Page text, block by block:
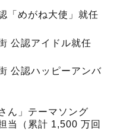
「めがね大使」就任
公認アイドル就任
公認ハッピーアンバ
ん」テーマソング
当（累計 1,500 万回